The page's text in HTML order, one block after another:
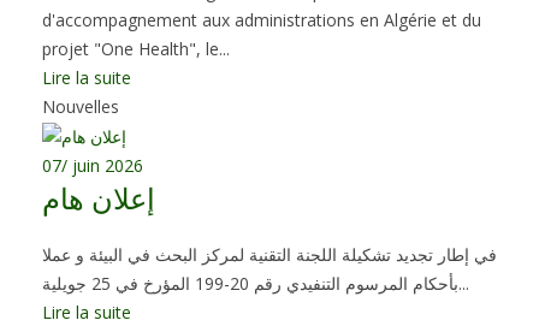
d'accompagnement aux administrations en Algérie et du
projet "One Health", le...
Lire la suite
Nouvelles
07/ juin 2026
إعلان هام
في إطار تجديد تشكيلة اللجنة التقنية لمركز البحث في البيئة و عملا
بأحكام المرسوم التنفيدي رقم 20-199 المؤرخ في 25 جويلية...
Lire la suite